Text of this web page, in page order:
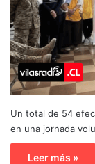
Un total de 54
en una jornada
Leer más »